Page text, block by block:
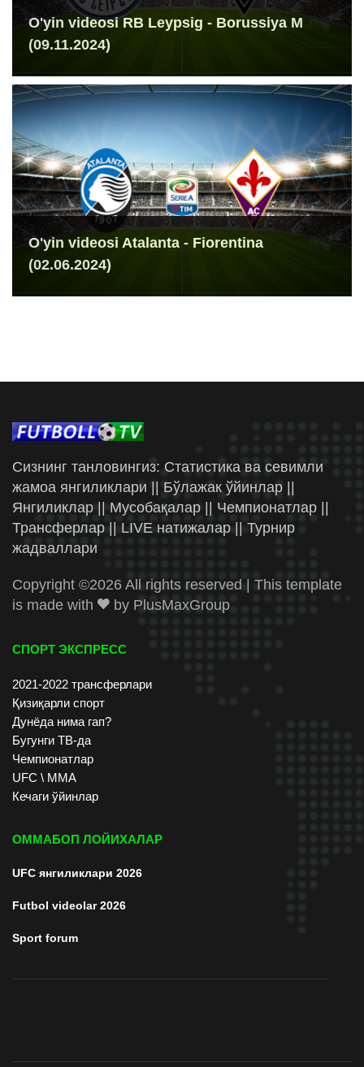
O'yin videosi RB Leypsig - Borussiya M
(09.11.2024)
O'yin videosi Atalanta - Fiorentina
(02.06.2024)
Сизнинг танловингиз: Статистика ва севимли
жамоа янгиликлари || Бўлажак ўйинлар ||
Янгиликлар || Мусобақалар || Чемпионатлар ||
Трансферлар || LIVE натижалар || Турнир
жадваллари
Copyright ©2026 All rights reserved | This template
is made with
by PlusMaxGroup
СПОРТ ЭКСПРЕСС
2021-2022 трансферлари
Қизиқарли спорт
Дунёда нима гап?
Бугунги ТВ-да
Чемпионатлар
UFC \ ММА
Кечаги ўйинлар
ОММАБОП ЛОЙИХАЛАР
UFC янгиликлари 2026
Futbol videolar 2026
Sport forum